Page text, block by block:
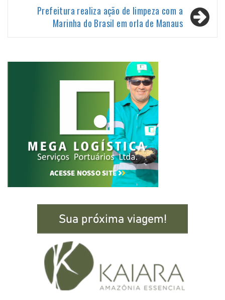
Prefeitura realiza ação de limpeza com a
Marinha do Brasil em orla de Manaus